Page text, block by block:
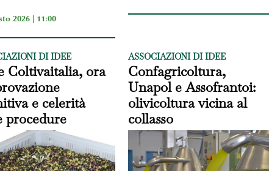
2026 | 11:00
DI IDEE
Coltivaitalia, ora
e celerità
procedure
ASSOCIAZIONI DI IDEE
Confagricoltura,
Unapol e Assofrantoi:
olivicoltura vicina al
collasso